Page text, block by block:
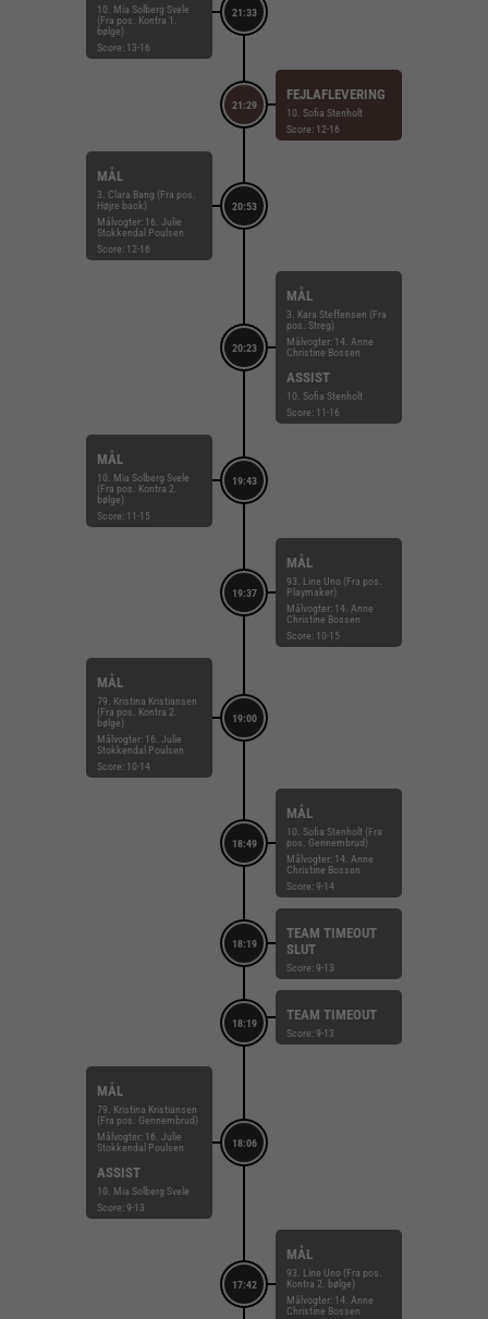
21:33
10. Mia Solberg Svele
(Fra pos. Kontra 1.
bølge)
Score: 13-16
21:29
FEJLAFLEVERING
10. Sofia Stenholt
Score: 12-16
20:53
MÅL
3. Clara Bang (Fra pos.
Højre back)
Målvogter: 16. Julie
Stokkendal Poulsen
Score: 12-16
20:23
MÅL
3. Kara Steffensen (Fra
pos. Streg)
Målvogter: 14. Anne
Christine Bossen
ASSIST
10. Sofia Stenholt
Score: 11-16
19:43
MÅL
10. Mia Solberg Svele
(Fra pos. Kontra 2.
bølge)
Score: 11-15
19:37
MÅL
93. Line Uno (Fra pos.
Playmaker)
Målvogter: 14. Anne
Christine Bossen
Score: 10-15
19:00
MÅL
79. Kristina Kristiansen
(Fra pos. Kontra 2.
bølge)
Målvogter: 16. Julie
Stokkendal Poulsen
Score: 10-14
18:49
MÅL
10. Sofia Stenholt (Fra
pos. Gennembrud)
Målvogter: 14. Anne
Christine Bossen
Score: 9-14
18:19
TEAM TIMEOUT
SLUT
Score: 9-13
18:19
TEAM TIMEOUT
Score: 9-13
18:06
MÅL
79. Kristina Kristiansen
(Fra pos. Gennembrud)
Målvogter: 16. Julie
Stokkendal Poulsen
ASSIST
10. Mia Solberg Svele
Score: 9-13
17:42
MÅL
93. Line Uno (Fra pos.
Kontra 2. bølge)
Målvogter: 14. Anne
Christine Bossen